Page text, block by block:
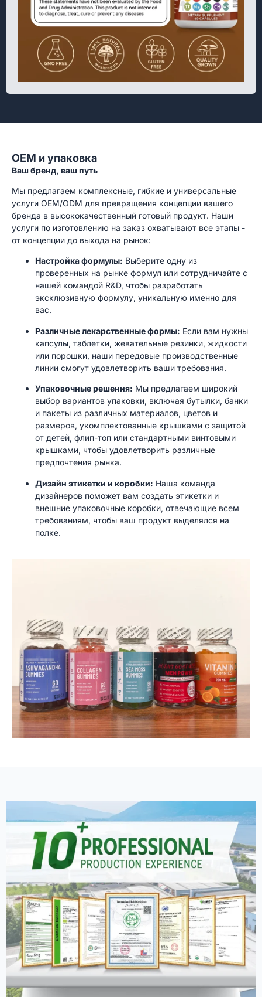
OEM и упаковка
Ваш бренд, ваш путь
Мы предлагаем комплексные, гибкие и универсальные
услуги OEM/ODM для превращения концепции вашего
бренда в высококачественный готовый продукт. Наши
услуги по изготовлению на заказ охватывают все этапы -
от концепции до выхода на рынок:
Настройка формулы: Выберите одну из
проверенных на рынке формул или сотрудничайте с
нашей командой R&D, чтобы разработать
эксклюзивную формулу, уникальную именно для
вас.
Различные лекарственные формы: Если вам нужны
капсулы, таблетки, жевательные резинки, жидкости
или порошки, наши передовые производственные
линии смогут удовлетворить ваши требования.
Упаковочные решения: Мы предлагаем широкий
выбор вариантов упаковки, включая бутылки, банки
и пакеты из различных материалов, цветов и
размеров, укомплектованные крышками с защитой
от детей, флип-топ или стандартными винтовыми
крышками, чтобы удовлетворить различные
предпочтения рынка.
Дизайн этикетки и коробки: Наша команда
дизайнеров поможет вам создать этикетки и
внешние упаковочные коробки, отвечающие всем
требованиям, чтобы ваш продукт выделялся на
полке.